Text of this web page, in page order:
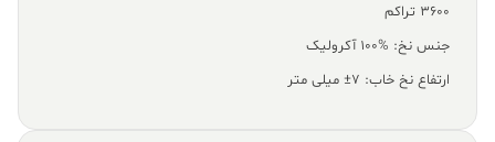
۳۶۰۰ تراکم
جنس نخ: %100 آکرولیک
ارتفاع نخ خاب: ۷± میلی متر